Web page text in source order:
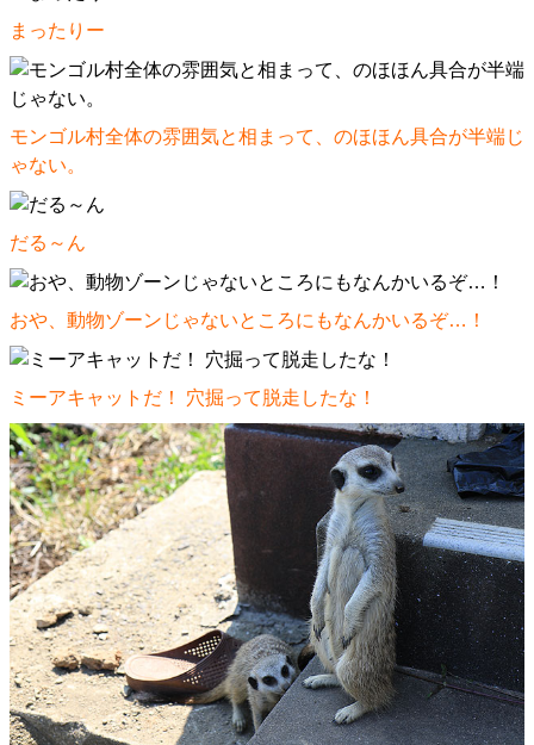
まったりー
モンゴル村全体の雰囲気と相まって、のほほん具合が半端じ
ゃない。
だる～ん
おや、動物ゾーンじゃないところにもなんかいるぞ…！
ミーアキャットだ！ 穴掘って脱走したな！